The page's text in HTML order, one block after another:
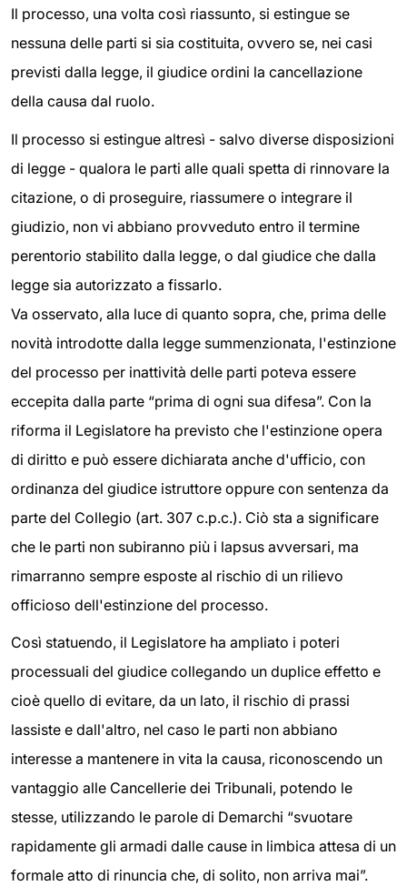
Il processo, una volta così riassunto, si estingue se
nessuna delle parti si sia costituita, ovvero se, nei casi
previsti dalla legge, il giudice ordini la cancellazione
della causa dal ruolo.
Il processo si estingue altresì - salvo diverse disposizioni
di legge - qualora le parti alle quali spetta di rinnovare la
citazione, o di proseguire, riassumere o integrare il
giudizio, non vi abbiano provveduto entro il termine
perentorio stabilito dalla legge, o dal giudice che dalla
legge sia autorizzato a fissarlo.
Va osservato, alla luce di quanto sopra, che, prima delle
novità introdotte dalla legge summenzionata, l'estinzione
del processo per inattività delle parti poteva essere
eccepita dalla parte “prima di ogni sua difesa”. Con la
riforma il Legislatore ha previsto che l'estinzione opera
di diritto e può essere dichiarata anche d'ufficio, con
ordinanza del giudice istruttore oppure con sentenza da
parte del Collegio (art. 307 c.p.c.). Ciò sta a significare
che le parti non subiranno più i lapsus avversari, ma
rimarranno sempre esposte al rischio di un rilievo
officioso dell'estinzione del processo.
Così statuendo, il Legislatore ha ampliato i poteri
processuali del giudice collegando un duplice effetto e
cioè quello di evitare, da un lato, il rischio di prassi
lassiste e dall'altro, nel caso le parti non abbiano
interesse a mantenere in vita la causa, riconoscendo un
vantaggio alle Cancellerie dei Tribunali, potendo le
stesse, utilizzando le parole di Demarchi “svuotare
rapidamente gli armadi dalle cause in limbica attesa di un
formale atto di rinuncia che, di solito, non arriva mai”.